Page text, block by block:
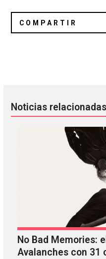
Noticias relacionadas
No Bad Memories:
Avalanches con 31